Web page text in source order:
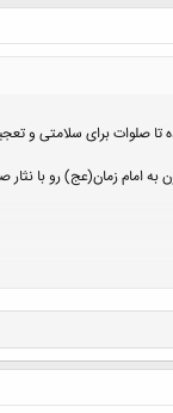
صلوات برای سلامتی و
امام زمان(عج) رو با نثار
نداره